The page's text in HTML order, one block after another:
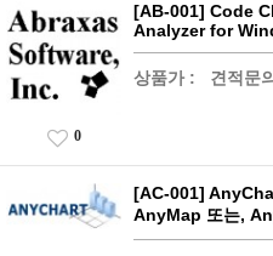
[AB-001] Code
Analyzer for
상품가 : 견적문의
0
[AC-001]
AnyMap 또는,